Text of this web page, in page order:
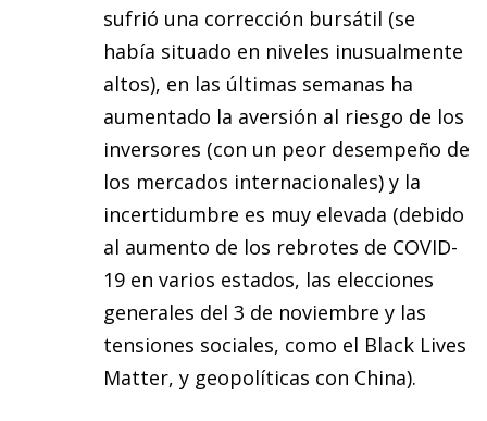
sufrió una corrección bursátil (se
había situado en niveles inusualmente
altos), en las últimas semanas ha
aumentado la aversión al riesgo de los
inversores (con un peor desempeño de
los mercados internacionales) y la
incertidumbre es muy elevada (debido
al aumento de los rebrotes de COVID-
19 en varios estados, las elecciones
generales del 3 de noviembre y las
tensiones sociales, como el Black Lives
Matter, y geopolíticas con China).